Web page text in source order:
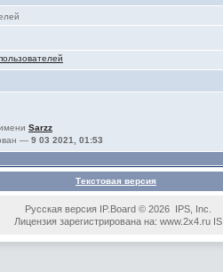
Sarzz
— 9 03 2021, 01:53
Текстовая версия
Русская версия IP.Board © 2026 IPS, Inc.
Лицензия зарегистрирована на: www.2x4.ru IS